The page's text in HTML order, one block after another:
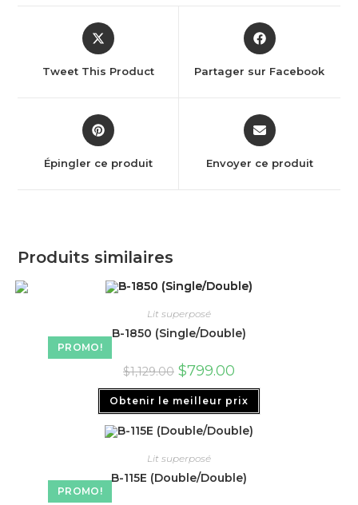
Tweet This Product Partager sur Facebook
Épingler ce produit Envoyer ce produit
Produits similaires
PROMO!
Lit superposé
B-1850 (Single/Double)
$1,129.00 $799.00
Obtenir le meilleur prix
PROMO!
Lit superposé
B-115E (Double/Double)